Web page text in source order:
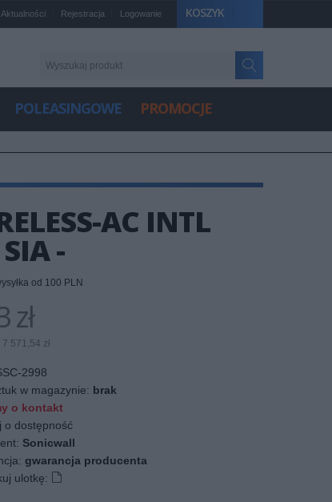
KOSZYK
Aktualności Rejestracja Logowanie
POLEASINGOWE PROMOCJE
AC INTL
-
od 100 PLN
zł
571,54 zł
2998
w magazynie: brak
o kontakt
o dostępność
Sonicwall
gwarancja producenta
ulotkę: